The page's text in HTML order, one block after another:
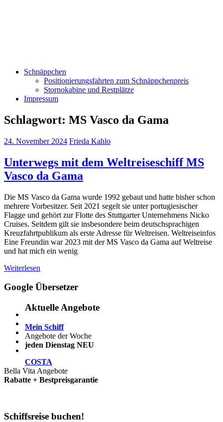
Schnäppchen
Positionierungsfahrten zum Schnäppchenpreis
Stornokabine und Restplätze
Impressum
Schlagwort: MS Vasco da Gama
24. November 2024 Frieda Kahlo
Unterwegs mit dem Weltreiseschiff MS
Vasco da Gama
Die MS Vasco da Gama wurde 1992 gebaut und hatte bisher schon
mehrere Vorbesitzer. Seit 2021 segelt sie unter portugiesischer
Flagge und gehört zur Flotte des Stuttgarter Unternehmens Nicko
Cruises. Seitdem gilt sie insbesondere beim deutschsprachigen
Kreuzfahrtpublikum als erste Adresse für Weltreisen. Weltreiseinfos
Eine Freundin war 2023 mit der MS Vasco da Gama auf Weltreise
und hat mich ein wenig
Weiterlesen
Google Übersetzer
Aktuelle Angebote
Mein Schiff
Angebote der Woche
jeden Dienstag NEU
COSTA
Bella Vita Angebote
Rabatte + Bestpreisgarantie
Schiffsreise buchen!